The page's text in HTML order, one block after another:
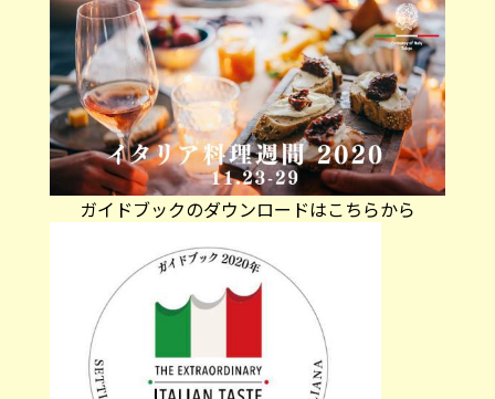
ガイドブックのダウンロードはこちらから